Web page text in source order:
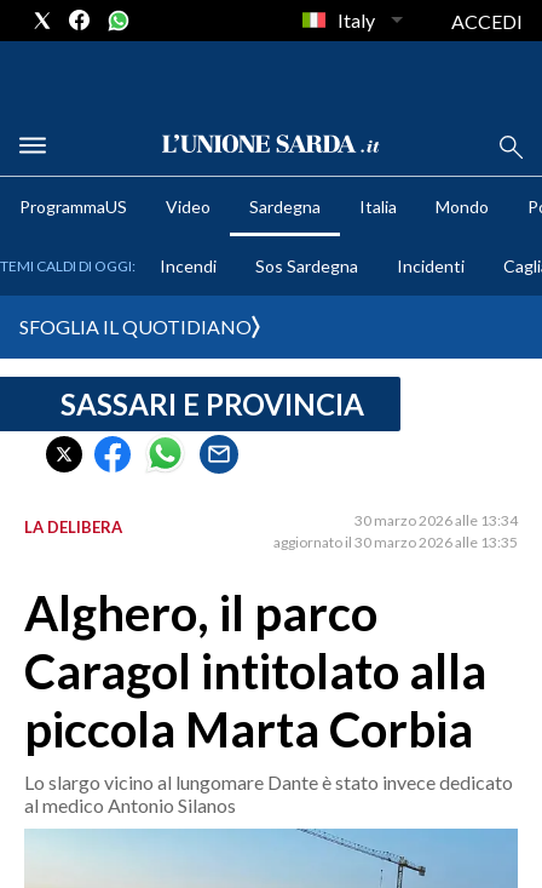
METEO
CRONACA SARDEGNA
CAGLIARI
SULCIS IGLESIENTE
SASSARI E PROVINCIA
GALLURA
NUORO E PROVINCIA
OGLIASTRA
CRONACA
Italy ACCEDI
ProgrammaUS Video Sardegna Italia Mondo
TEMI CALDI DI OGGI: Incendi Sos Sardegna Incidenti
SFOGLIA IL QUOTIDIANO
SASSARI E PROVINCIA
LA DELIBERA
30 marzo 2026 alle 13:34
aggiornato il 30 marzo 2026 alle 13:35
Alghero, il parco
Caragol intitolato alla
piccola Marta Corbia
Lo slargo vicino al lungomare Dante è stato invece dedicato
al medico Antonio Silanos